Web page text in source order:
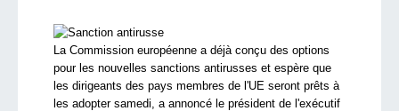
La Commission européenne a déjà conçu des options
pour les nouvelles sanctions antirusses et espère que
les dirigeants des pays membres de l'UE seront prêts à
les adopter samedi, a annoncé le président de l'exécutif